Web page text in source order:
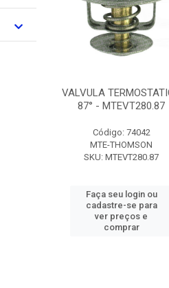
VALVULA
87° - MTEVT280.87
Código: 74042
MTE-THOMSON
SKU: MTEVT280.87
Faça seu login ou
cadastre-se para
ver preços e
comprar